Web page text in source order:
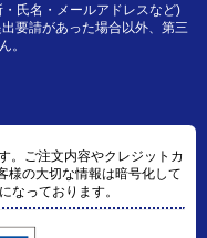
氏名・メールアドレスなど)
要請があった場合以外、第三
。
。ご注文内容やクレジットカ
様の大切な情報は暗号化して
なっております。